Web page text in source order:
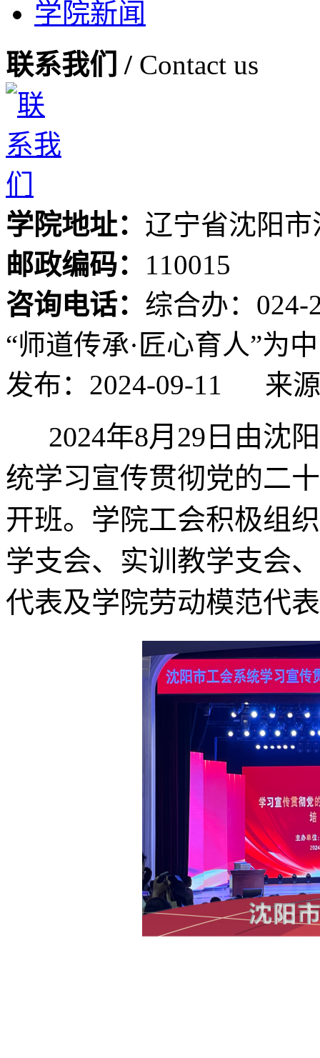
学院新闻
联系我们 / Contact us
学院地址： 辽宁省沈阳
邮政编码： 110015
咨询电话： 综合办：024-
“师道传承·匠心育人”为
发布：2024-09-11 来
2024年8月29日由沈
统学习宣传贯彻党的二
开班。学院工会积极组
学支会、实训教学支会
代表及学院劳动模范代